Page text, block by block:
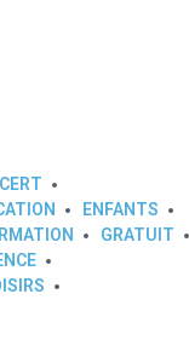
ENFANTS
GRATUIT